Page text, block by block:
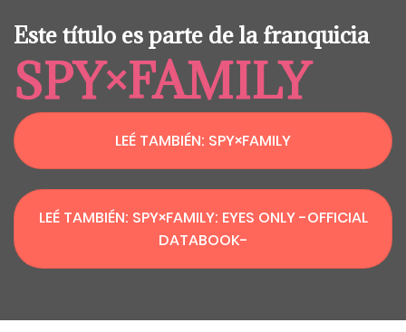
Este título es parte de la franquicia
SPY×FAMILY
LEÉ TAMBIÉN: SPY×FAMILY
LEÉ TAMBIÉN: SPY×FAMILY: EYES ONLY -OFFICIAL
DATABOOK-